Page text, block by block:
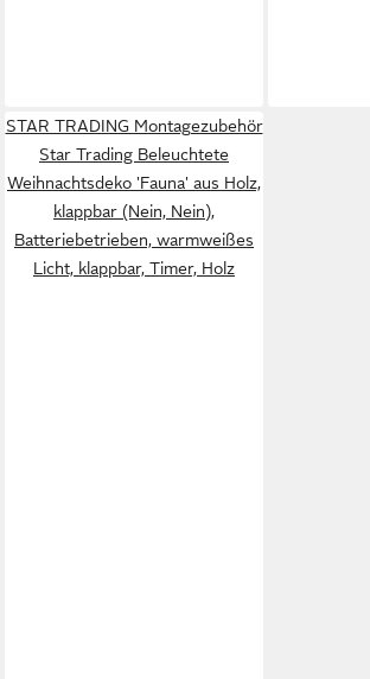
STAR TRADING Montagezubehör
Star Trading Beleuchtete
Weihnachtsdeko 'Fauna' aus Holz,
klappbar (Nein, Nein),
Batteriebetrieben, warmweißes
Licht, klappbar, Timer, Holz